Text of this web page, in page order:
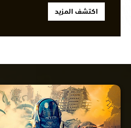
اكتشف المزيد